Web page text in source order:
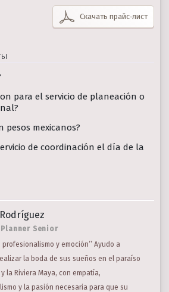
Скачать прайс‑лист
para el servicio de planeación o
pesos mexicanos?
de coordinación el día de la
Senior
profesionalismo y emoción’’ Ayudo a
la boda de sus sueños en el paraíso
la Riviera Maya, con empatía,
y la pasión necesaria para que su